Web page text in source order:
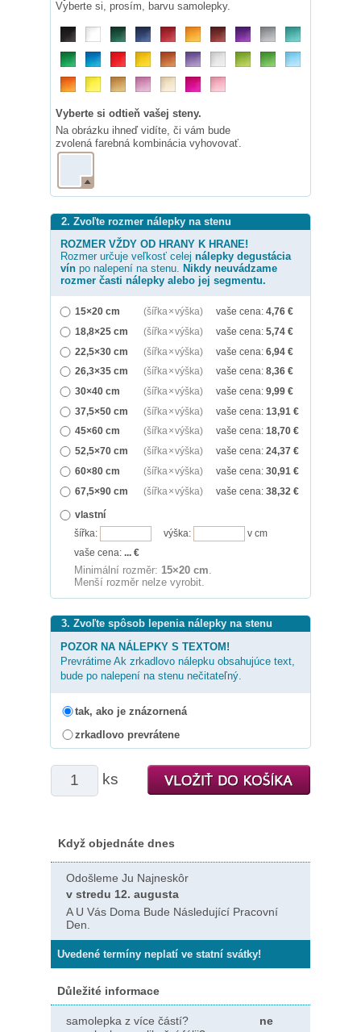
Vyberte si, prosím, barvu samolepky.
Vyberte si odtieň vašej steny.
Na obrázku ihneď vidíte, či vám bude
zvolená farebná kombinácia vyhovovať.
2. Zvoľte rozmer nálepky na stenu
ROZMER VŽDY OD HRANY K HRANE!
Rozmer určuje veľkosť celej nálepky degustácia
vín po nalepení na stenu. Nikdy neuvádzame
rozmer časti nálepky alebo jej segmentu.
15×20 cm (šířka × výška) vaše cena: 4,76 €
18,8×25 cm
(šířka × výška) vaše cena: 5,74 €
22,5×30 cm
(šířka × výška) vaše cena: 6,94 €
26,3×35 cm
(šířka × výška) vaše cena: 8,36 €
30×40 cm
(šířka × výška) vaše cena: 9,99 €
37,5×50 cm
(šířka × výška) vaše cena: 13,91 €
45×60 cm
(šířka × výška) vaše cena: 18,70 €
52,5×70 cm
(šířka × výška) vaše cena: 24,37 €
60×80 cm
(šířka × výška) vaše cena: 30,91 €
67,5×90 cm
(šířka × výška) vaše cena: 38,32 €
vlastní
šířka:
výška:
v cm
vaše cena: ... €
Minimální rozměr: 15×20 cm.
Menší rozměr nelze vyrobit.
3. Zvoľte spôsob lepenia nálepky na stenu
POZOR NA NÁLEPKY S TEXTOM!
Prevrátime Ak zrkadlovo nálepku obsahujúce text,
bude po nalepení na stenu nečitateľný.
tak, ako je znázornená
zrkadlovo prevrátene
ks
Když objednáte dnes
Odošleme Ju Najneskôr
v stredu 12. augusta
A U Vás Doma Bude Následující Pracovní
Den.
Uvedené termíny neplatí ve statní svátky!
Důležité informace
samolepka z více částí?
ne